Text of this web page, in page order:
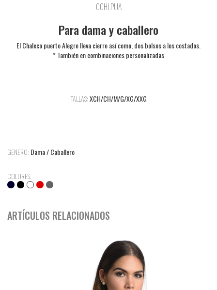
CCHLPUA
Para dama y caballero
El Chaleco puerto Alegre lleva cierre así como, dos bolsos a los costados.
* También en combinaciones personalizadas
TALLAS:XCH/CH/M/G/XG/XXG
GENERO: Dama / Caballero
COLORES:
ARTÍCULOS RELACIONADOS